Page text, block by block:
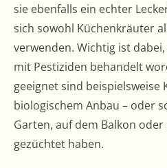
sie ebenfalls ein echter
sich sowohl Küchenkräuter
verwenden. Wichtig ist
mit Pestiziden behandelt
geeignet sind beispielsweise
biologischem Anbau – oder
Garten, auf dem Balkon
gezüchtet haben.